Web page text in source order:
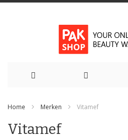
de
Home Merken Vitamef
Vitamef